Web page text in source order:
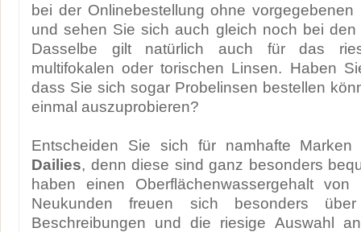
bei der Onlinebestellung ohne vorgegebenen
und sehen Sie sich auch gleich noch bei den
Dasselbe gilt natürlich auch für das
multifokalen oder torischen Linsen. Haben
dass Sie sich sogar Probelinsen bestellen
einmal auszuprobieren?
Entscheiden Sie sich für namhafte
Dailies, denn diese sind ganz besonders
haben einen Oberflächenwassergehalt
Neukunden freuen sich besonders
Beschreibungen und die riesige Auswahl